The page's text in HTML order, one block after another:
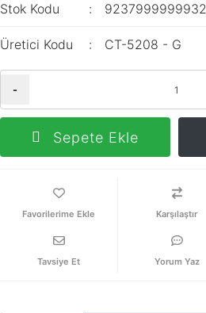
Stok Kodu
Üretici Kodu CT-5208 - G
-
Sepete Ekle
Karşılaştır
Tavsiye Et Yorum Yaz